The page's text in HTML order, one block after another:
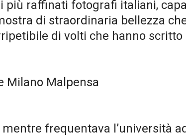
più raffinati fotografi italiani,
di straordinaria bellezza
di volti che hanno scritto
Milano Malpensa
frequentava l’università